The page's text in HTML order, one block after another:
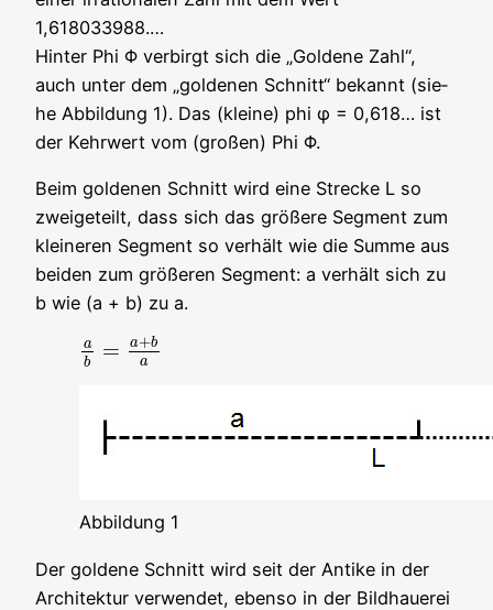
1,618033988.…
Hin­ter Phi Φ ver­birgt sich die „Gol­de­ne Zahl“,
auch unter dem „gol­de­nen Schnitt“ bekannt (sie­
he Abbil­dung 1). Das (klei­ne) phi φ = 0,618… ist
der Kehr­wert vom (gro­ßen) Phi Φ.
Beim gol­de­nen Schnitt wird eine Stre­cke L so
zwei­ge­teilt, dass sich das grö­ße­re Seg­ment zum
klei­ne­ren Seg­ment so ver­hält wie die Sum­me aus
bei­den zum grö­ße­ren Seg­ment: a ver­hält sich zu
b wie (a + b) zu a.
a
b
= a+b
a
ab =a +ba
Abbil­dung 1
Der gol­de­ne Schnitt wird seit der Anti­ke in der
Archi­tek­tur ver­wen­det, eben­so in der Bild­haue­rei